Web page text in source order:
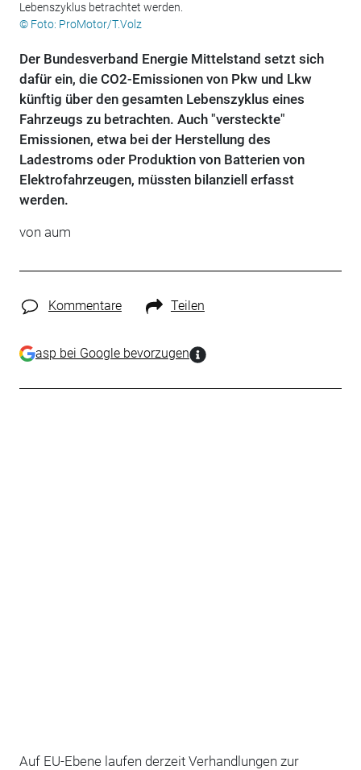
Lebenszyklus betrachtet werden.
© Foto: ProMotor/T.Volz
Der Bundesverband Energie Mittelstand setzt sich
dafür ein, die CO2-Emissionen von Pkw und Lkw
künftig über den gesamten Lebenszyklus eines
Fahrzeugs zu betrachten. Auch "versteckte"
Emissionen, etwa bei der Herstellung des
Ladestroms oder Produktion von Batterien von
Elektrofahrzeugen, müssten bilanziell erfasst
werden.
von aum
Kommentare Teilen
asp bei Google bevorzugen
Auf EU-Ebene laufen derzeit Verhandlungen zur